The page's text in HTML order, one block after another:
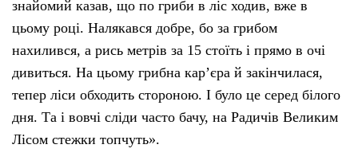
знайомий казав, що по гриби в ліс ходив, вже в
цьому році. Налякався добре, бо за грибом
нахилився, а рись метрів за 15 стоїть і прямо в очі
дивиться. На цьому грибна карʼєра й закінчилася,
тепер ліси обходить стороною. І було це серед білого
дня. Та і вовчі сліди часто бачу, на Радичів Великим
Лісом стежки топчуть».